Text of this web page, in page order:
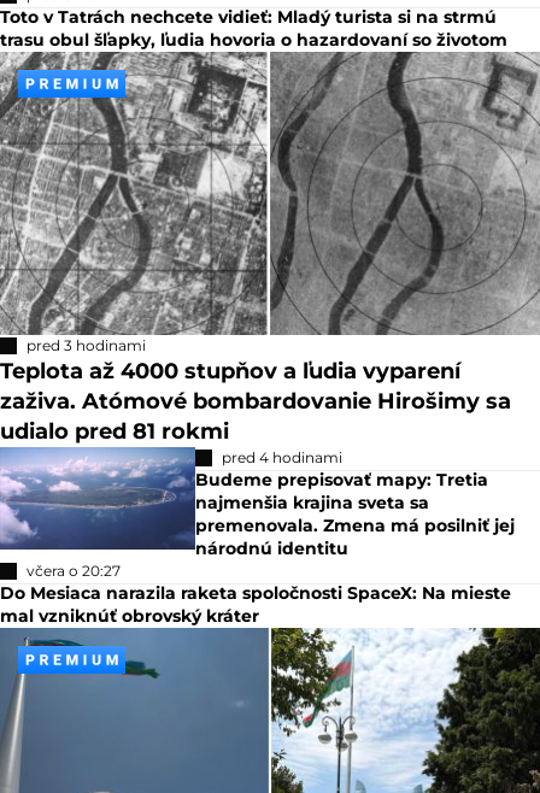
Toto v Tatrách nechcete vidieť: Mladý turista si na strmú
trasu obul šľapky, ľudia hovoria o hazardovaní so životom
pred 3 hodinami
Teplota až 4000 stupňov a ľudia vyparení
zaživa. Atómové bombardovanie Hirošimy sa
udialo pred 81 rokmi
pred 4 hodinami
Budeme prepisovať mapy: Tretia
najmenšia krajina sveta sa
premenovala. Zmena má posilniť jej
národnú identitu
včera o 20:27
Do Mesiaca narazila raketa spoločnosti SpaceX: Na mieste
mal vzniknúť obrovský kráter